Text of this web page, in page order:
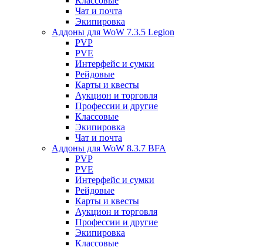
Чат и почта
Экипировка
Аддоны для WoW 7.3.5 Legion
PVP
PVE
Интерфейс и сумки
Рейдовые
Карты и квесты
Аукцион и торговля
Профессии и другие
Классовые
Экипировка
Чат и почта
Аддоны для WoW 8.3.7 BFA
PVP
PVE
Интерфейс и сумки
Рейдовые
Карты и квесты
Аукцион и торговля
Профессии и другие
Экипировка
Классовые